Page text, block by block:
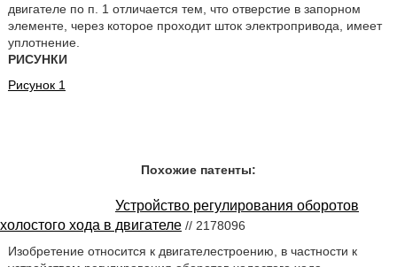
двигателе по п. 1 отличается тем, что отверстие в запорном
элементе, через которое проходит шток электропривода, имеет
уплотнение.
РИСУНКИ
Рисунок 1
Похожие патенты:
Устройство регулирования оборотов
холостого хода в двигателе // 2178096
Изобретение относится к двигателестроению, в частности к